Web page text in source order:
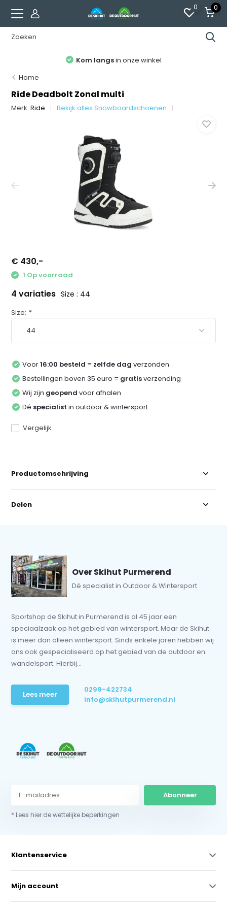
0 0
Kom langsin onze winkel
Home
Ride Deadbolt Zonal multi
Merk:Ride Bekijk alles Snowboardschoenen
€ 430,-
1 Op voorraad
4 variaties Size : 44
Size: *
Voor16:00 besteld = zelfde dag verzonden
Bestellingen boven 35 euro = gratisverzending
Wij zijn geopend voor afhalen
Dé specialist in outdoor & wintersport
Vergelijk
Productomschrijving
Delen
Over Skihut Purmerend
Dé specialist in Outdoor & Wintersport
Sportshop de Skihut in Purmerend is al 45 jaar een
speciaalzaak op het gebied van wintersport. Maar de Skihut
is meer dan alleen wintersport. Sinds enkele jaren hebben wij
ons ook gespecialiseerd op het gebied van de outdoor en
wandelsport. Hierbij...
Lees meer
0299-422734
info@skihutpurmerend.nl
Abonneer
* Lees hier de wettelijke beperkingen
Klantenservice
Mijn account